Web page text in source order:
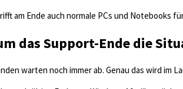
am Ende auch normale PCs und Notebooks
das Support-Ende die
warten noch immer ab. Genau das wird im